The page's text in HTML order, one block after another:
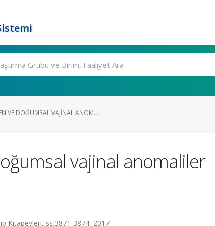
VE DOĞUMSAL VAJINAL ANOM...
vajinal anomaliler
Kitapevleri, ss.3871-3874, 2017